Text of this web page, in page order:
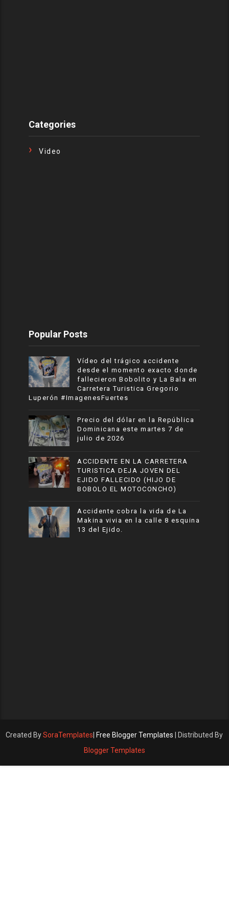
Categories
Video
Popular Posts
Vídeo del trágico accidente
desde el momento exacto donde
fallecieron Bobolito y La Bala en
Carretera Turistica Gregorio
Luperón #ImagenesFuertes
Precio del dólar en la República
Dominicana este martes 7 de
julio de 2026
ACCIDENTE EN LA CARRETERA
TURISTICA DEJA JOVEN DEL
EJIDO FALLECIDO (HIJO DE
BOBOLO EL MOTOCONCHO)
Accidente cobra la vida de La
Makina vivia en la calle 8 esquina
13 del Ejido.
Created BySoraTemplates Free Blogger Templates | Distributed By
Blogger Templates